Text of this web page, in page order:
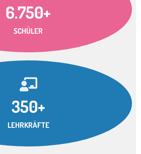
6.750+
SCHÜLER
350+
LEHRKRÄFTE